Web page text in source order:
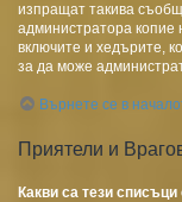
изпращат такива
администратора копие
включите и хедърите,
за да може
Върнете се в
Приятели и
Какви са тези